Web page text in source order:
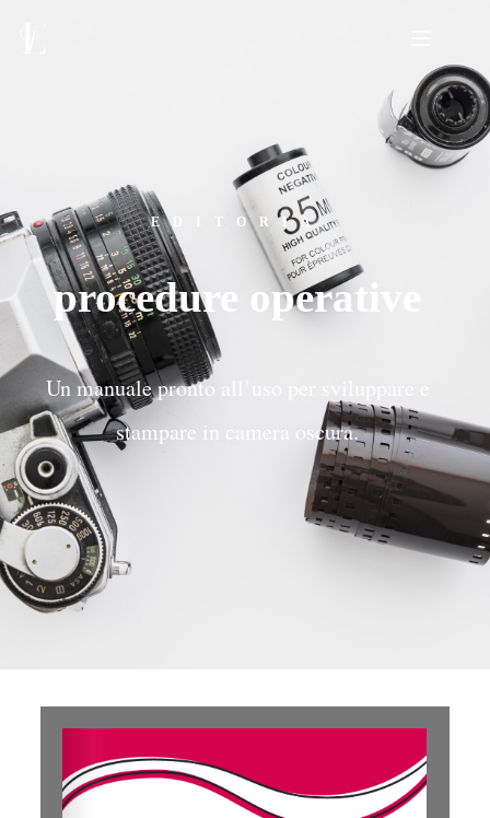
EDITORIA
procedure operative
Un manuale pronto all’uso per sviluppare e
stampare in camera oscura.